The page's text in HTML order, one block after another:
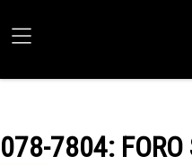
078-7804: